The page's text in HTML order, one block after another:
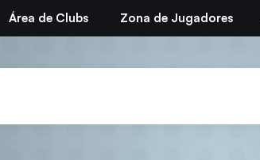
Área de Clubs Zona de Jugadores